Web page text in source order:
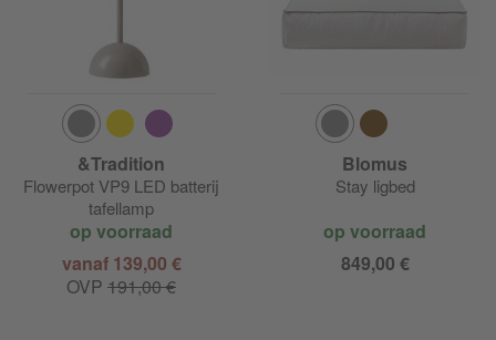
&Tradition
Flowerpot VP9 LED batterij
tafellamp
op voorraad
vanaf 139,00 €
OVP 191,00 €
Blomus
Stay ligbed
op voorraad
849,00 €